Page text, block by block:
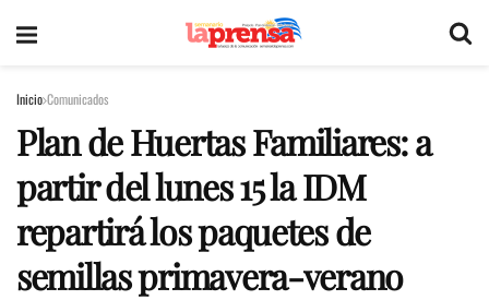
Inicio Comunicados
Plan de Huertas Familiares: a
partir del lunes 15 la IDM
repartirá los paquetes de
semillas primavera-verano